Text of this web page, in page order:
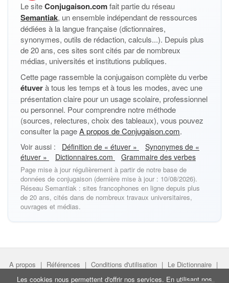
Le siteConjugaison.comfait partie du réseau
Semantiak, un ensemble indépendant de ressources
dédiées à la langue française (dictionnaires,
synonymes, outils de rédaction, calculs...). Depuis plus
de 20 ans, ces sites sont cités par de nombreux
médias, universités et institutions publiques.
Cette page rassemble la conjugaison complète du verbe
étuverà tous les temps et à tous les modes, avec une
présentation claire pour un usage scolaire, professionnel
ou personnel. Pour comprendre notre méthode
(sources, relectures, choix des tableaux), vous pouvez
consulter la pageA propos de Conjugaison.com.
Voir aussi : Définition de « étuver »
Synonymes de «
étuver »
Dictionnaires.com Grammaire des verbes
Page mise à jour régulièrement à partir de notre base de
données de conjugaison (dernière mise à jour : 10/08/2026).
Réseau Semantiak : sites francophones en ligne depuis plus
de 20 ans, cités dans de nombreux travaux universitaires,
ouvrages et médias.
A propos | Références | Conditions d'utilisation | Le Dictionnaire |
Faire un lien | Liens utiles
Les cookies nous permettent d'offrir nos services. En utilisant nos